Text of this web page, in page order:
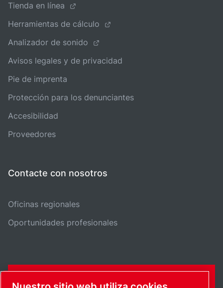
Tienda en línea
Herramientas de cálculo
Analizador de sonido
Avisos legales y de privacidad
Pie de imprenta
Protección para los denunciantes
Accesibilidad
Proveedores
Contacte con nosotros
Oficinas regionales
Oportunidades profesionales